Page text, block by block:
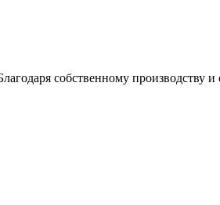
собственному производству